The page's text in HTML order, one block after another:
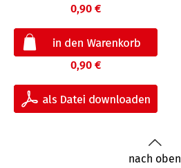
0,90 €
0,90 €
nach oben